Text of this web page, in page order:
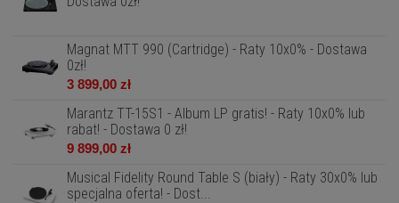
Magnat MTT 990 (Cartridge) - Raty 10x0% - Dostawa
0zł!
3 899,00 zł
Marantz TT-15S1 - Album LP gratis! - Raty 10x0% lub
rabat! - Dostawa 0 zł!
9 899,00 zł
Musical Fidelity Round Table S (biały) - Raty 30x0% lub
specjalna oferta! - Dost...